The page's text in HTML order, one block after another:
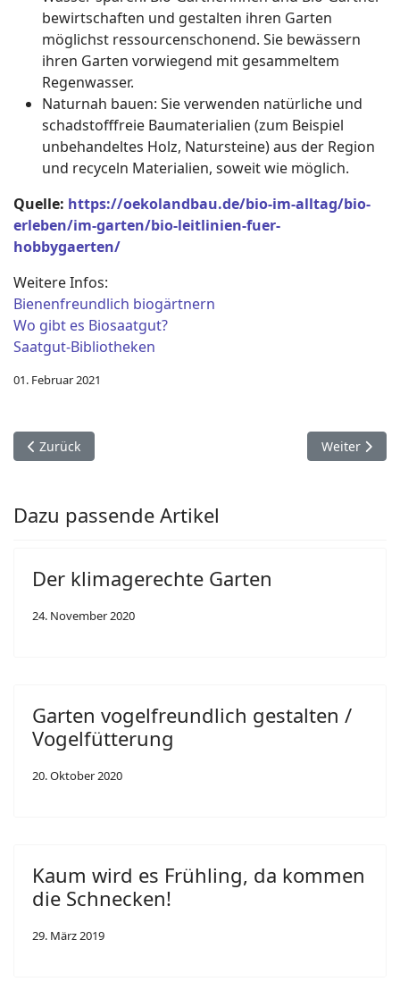
bewirtschaften und gestalten ihren Garten
möglichst ressourcenschonend. Sie bewässern
ihren Garten vorwiegend mit gesammeltem
Regenwasser.
Naturnah bauen: Sie verwenden natürliche und
schadstofffreie Baumaterialien (zum Beispiel
unbehandeltes Holz, Natursteine) aus der Region
und recyceln Materialien, soweit wie möglich.
Quelle: https://oekolandbau.de/bio-im-alltag/bio-
erleben/im-garten/bio-leitlinien-fuer-
hobbygaerten/
Weitere Infos:
Bienenfreundlich biogärtnern
Wo gibt es Biosaatgut?
Saatgut-Bibliotheken
01. Februar 2021
Vorheriger Beitrag: Handgriffe für einen haustiersicheren
Zurück Nächster
Weiter
Dazu passende Artikel
Der klimagerechte Garten
24. November 2020
Garten vogelfreundlich gestalten /
Vogelfütterung
20. Oktober 2020
Kaum wird es Frühling, da kommen
die Schnecken!
29. März 2019